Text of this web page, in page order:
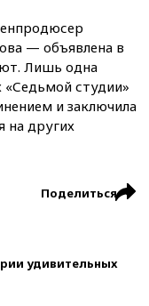
— объявлена в
Лишь одна
студии»
и заключила
на других
Поделиться
удивительных